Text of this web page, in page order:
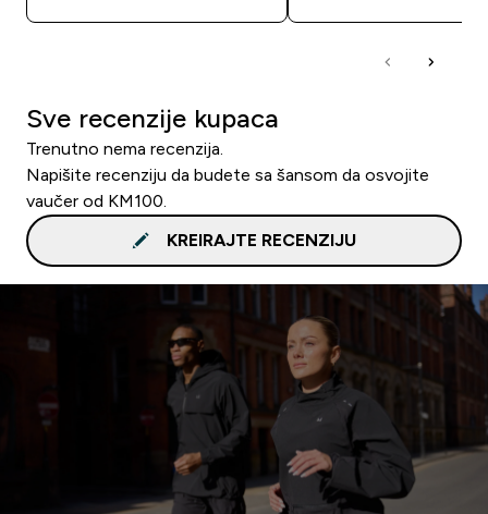
Sve recenzije kupaca
Trenutno nema recenzija.
Napišite recenziju da budete sa šansom da osvojite
vaučer od KM100.
KREIRAJTE RECENZIJU